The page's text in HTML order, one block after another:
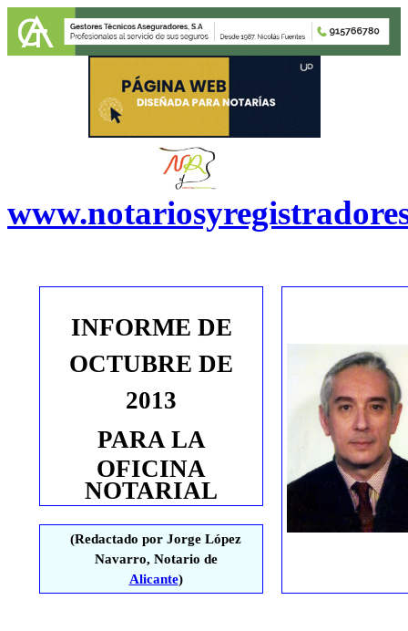
INFORME DE
OCTUBRE DE
2013
PARA LA
OFICINA
NOTARIAL
(Redactado por Jorge López
Navarro, Notario de
Alicante)